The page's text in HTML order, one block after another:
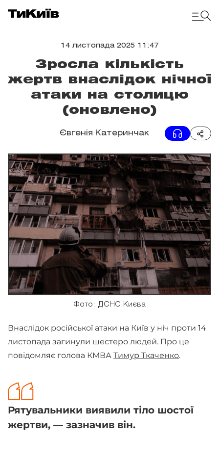
14 листопада 2025 11:47
Зросла кількість
жертв внаслідок нічної
атаки на столицю
(оновлено)
Євгенія Катеринчак
Фото: ДСНС Києва
Внаслідок російської атаки на Київ у ніч проти 14
листопада загинули шестеро людей. Про це
повідомляє голова КМВА Тимур Ткаченко.
Рятувальники виявили тіло шостої
жертви, — зазначив він.